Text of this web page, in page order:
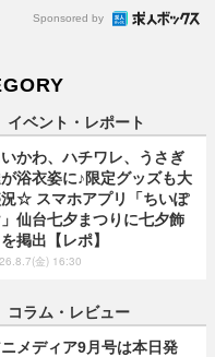
Sponsored by
イベント・レポート
かわ、ハチワレ、うさぎ
浴衣姿に♪限定グッズも大
☆ スマホアプリ「ちいぽ
仙台七夕まつりに七夕飾
を掲出【レポ】
金) 16:30
コラム・レビュー
メディア9月号は本日発